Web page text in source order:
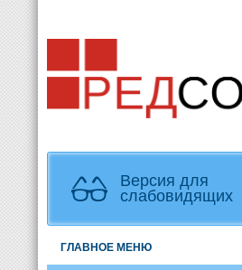
Версия для
слабовидящих
ГЛАВНОЕ МЕНЮ